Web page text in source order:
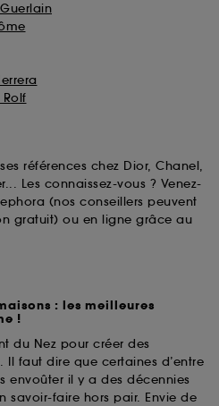
références chez Dior, Chanel,
Les connaissez-vous ? Venez-
(nos conseillers peuvent
gratuit) ou en ligne grâce au
: les meilleures
!
du Nez pour créer des
faut dire que certaines d’entre
envoûter il y a des décennies
savoir-faire hors pair. Envie de